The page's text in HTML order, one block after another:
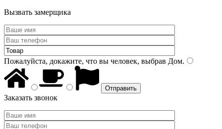
Вызвать замерщика
Пожалуйста, докажите, что вы человек, выбрав Дом.
Заказать звонок